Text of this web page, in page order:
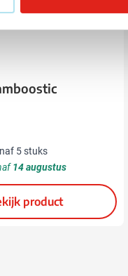
5 stuks
14 augustus
product